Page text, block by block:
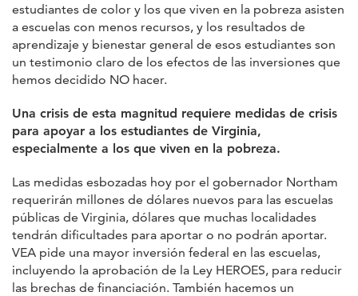
estudiantes de color y los que viven en la pobreza asisten
a escuelas con menos recursos, y los resultados de
aprendizaje y bienestar general de esos estudiantes son
un testimonio claro de los efectos de las inversiones que
hemos decidido NO hacer.
Una crisis de esta magnitud requiere medidas de crisis
para apoyar a los estudiantes de Virginia,
especialmente a los que viven en la pobreza.
Las medidas esbozadas hoy por el gobernador Northam
requerirán millones de dólares nuevos para las escuelas
públicas de Virginia, dólares que muchas localidades
tendrán dificultades para aportar o no podrán aportar.
VEA pide una mayor inversión federal en las escuelas,
incluyendo la aprobación de la Ley HEROES, para reducir
las brechas de financiación. También hacemos un